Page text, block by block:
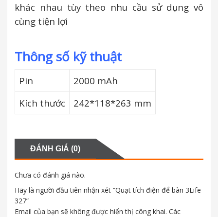
khác nhau tùy theo nhu cầu sử dụng vô
cùng tiện lợi
Thông số kỹ thuật
Pin
2000 mAh
Kích thước
242*118*263 mm
ĐÁNH GIÁ (0)
Chưa có đánh giá nào.
Hãy là người đầu tiên nhận xét “Quạt tích điện để bàn 3Life
327”
Email của bạn sẽ không được hiển thị công khai. Các